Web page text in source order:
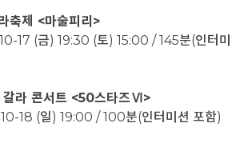
축제 <마술피리>
17 (금) 19:30 (토) 15:00 / 145분(인터미
라 콘서트 <50스타즈Ⅵ>
18 (일) 19:00 / 100분(인터미션 포함)